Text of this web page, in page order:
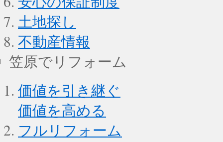
土地探し
不動産情報
笠原でリフォーム
価値を引き継ぐ
価値を高める
フルリフォーム